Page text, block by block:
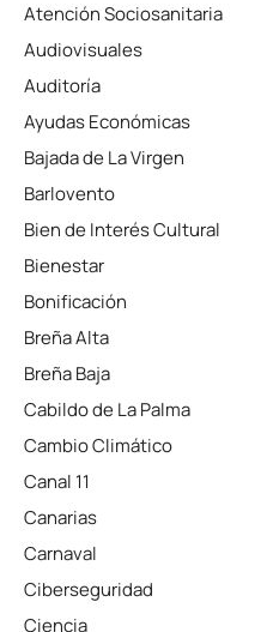
Atención Sociosanitaria
Audiovisuales
Auditoría
Ayudas Económicas
Bajada de La Virgen
Barlovento
Bien de Interés Cultural
Bienestar
Bonificación
Breña Alta
Breña Baja
Cabildo de La Palma
Cambio Climático
Canal 11
Canarias
Carnaval
Ciberseguridad
Ciencia